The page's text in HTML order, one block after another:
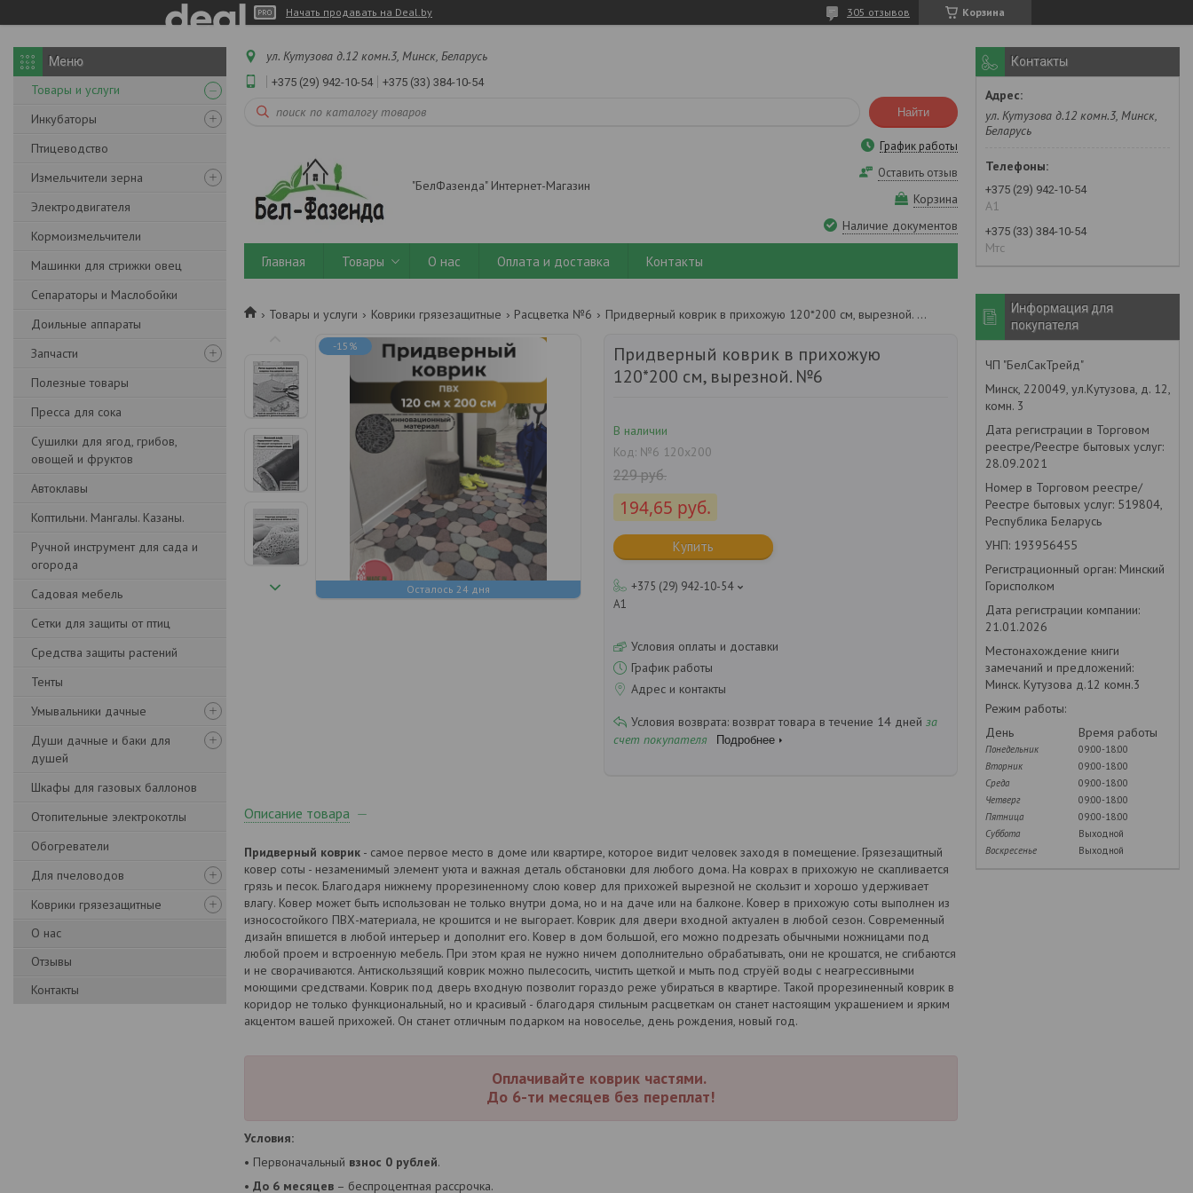
Начать продавать на Deal.by Корзина
305 отзывов
Товары и услуги
Инкубаторы
Птицеводство
Измельчители зерна
Электродвигателя
Кормоизмельчители
Машинки для стрижки овец
Сепараторы и Маслобойки
Доильные аппараты
Запчасти
Полезные товары
Пресса для сока
Сушилки для ягод, грибов,
овощей и фруктов
Автоклавы
Коптильни. Мангалы. Казаны.
Ручной инструмент для сада и
огорода
Садовая мебель
Сетки для защиты от птиц
Средства защиты растений
Тенты
Умывальники дачные
Души дачные и баки для
душей
Шкафы для газовых баллонов
Отопительные электрокотлы
Обогреватели
Для пчеловодов
Коврики грязезащитные
О нас
Отзывы
Контакты
ул. Кутузова д.12 комн.3, Минск, Беларусь
+375 (29) 942-10-54 +375 (33) 384-10-54
Найти
"БелФазенда" Интернет-Магазин
График работы
Оставить отзыв
Корзина
Наличие документов
Главная Товары О нас Оплата и доставка Контакты
Товары и услуги Коврики грязезащитные Расцветка №6 Придверный коврик в прихожую 120*200 см, вырезной. №6
-15%
Осталось 24 дня
Придверный коврик в прихожую
120*200 см, вырезной. №6
В наличии
Код: №6 120х200
229руб.
194,65 руб.
Купить
+375 (29) 942-10-54
А1
Условия оплаты и доставки
График работы
Адрес и контакты
возврат товара в течение 14 дней за
счет покупателя
Подробнее
Описание товара
Придверный коврик - самое первое место в доме или квартире, которое видит человек заходя в помещение. Грязезащитный
ковер соты - незаменимый элемент уюта и важная деталь обстановки для любого дома. На коврах в прихожую не скапливается
грязь и песок. Благодаря нижнему прорезиненному слою ковер для прихожей вырезной не скользит и хорошо удерживает
влагу. Ковер может быть использован не только внутри дома, но и на даче или на балконе. Ковер в прихожую соты выполнен из
износостойкого ПВХ-материала, не крошится и не выгорает. Коврик для двери входной актуален в любой сезон. Современный
дизайн впишется в любой интерьер и дополнит его. Ковер в дом большой, его можно подрезать обычными ножницами под
любой проем и встроенную мебель. При этом края не нужно ничем дополнительно обрабатывать, они не крошатся, не сгибаются
и не сворачиваются. Антискользящий коврик можно пылесосить, чистить щеткой и мыть под струёй воды с неагрессивными
моющими средствами. Коврик под дверь входную позволит гораздо реже убираться в квартире. Такой прорезиненный коврик в
коридор не только функциональный, но и красивый - благодаря стильным расцветкам он станет настоящим украшением и ярким
акцентом вашей прихожей. Он станет отличным подарком на новоселье, день рождения, новый год.
Оплачивайте коврик частями.
До 6-ти месяцев без переплат!
Условия:
• Первоначальный взнос 0 рублей.
• До 6 месяцев – беспроцентная рассрочка.
Контакты
ул. Кутузова д.12 комн.3, Минск,
Беларусь
+375 (29) 942-10-54
А1
+375 (33) 384-10-54
Мтс
Информация для
покупателя
ЧП "БелСакТрейд"
Минск, 220049, ул.Кутузова, д. 12,
комн. 3
Дата регистрации в Торговом
реестре/Реестре бытовых услуг:
28.09.2021
Номер в Торговом реестре/
Реестре бытовых услуг: 519804,
Республика Беларусь
УНП: 193956455
Регистрационный орган: Минский
Горисполком
Дата регистрации компании:
21.01.2026
Местонахождение книги
замечаний и предложений:
Минск. Кутузова д.12 комн.3
Режим работы:
День
Время работы
Понедельник
09:00-18:00
Вторник
09:00-18:00
Среда
09:00-18:00
Четверг
09:00-18:00
Пятница
09:00-18:00
Суббота
Выходной
Воскресенье
Выходной